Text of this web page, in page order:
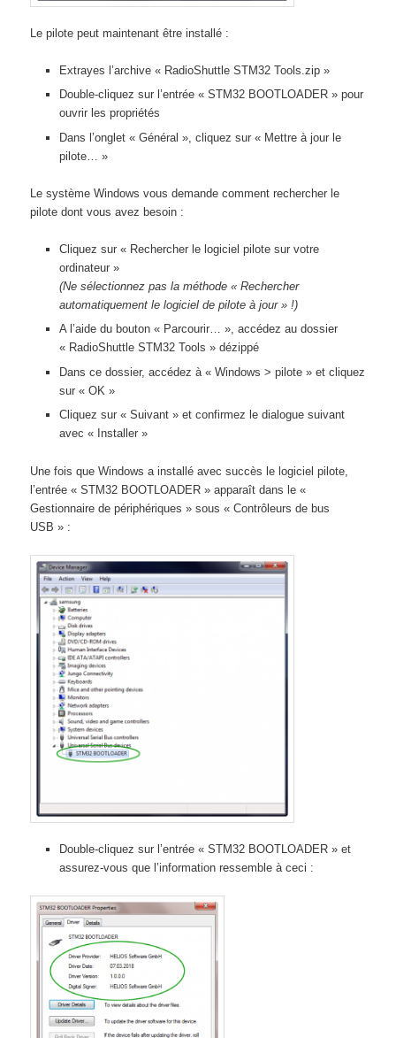
Le pilote peut maintenant être installé :
Extrayes l’archive « RadioShuttle STM32 Tools.zip »
Double-cliquez sur l’entrée « STM32 BOOTLOADER » pour
ouvrir les propriétés
Dans l’onglet « Général », cliquez sur « Mettre à jour le
pilote… »
Le système Windows vous demande comment rechercher le
pilote dont vous avez besoin :
Cliquez sur « Rechercher le logiciel pilote sur votre
ordinateur »
(Ne sélectionnez pas la méthode « Rechercher
automatiquement le logiciel de pilote à jour » !)
A l’aide du bouton « Parcourir… », accédez au dossier
« RadioShuttle STM32 Tools » dézippé
Dans ce dossier, accédez à « Windows > pilote » et cliquez
sur « OK »
Cliquez sur « Suivant » et confirmez le dialogue suivant
avec « Installer »
Une fois que Windows a installé avec succès le logiciel pilote,
l’entrée « STM32 BOOTLOADER » apparaît dans le «
Gestionnaire de périphériques » sous « Contrôleurs de bus
USB » :
Double-cliquez sur l’entrée « STM32 BOOTLOADER » et
assurez-vous que l’information ressemble à ceci :